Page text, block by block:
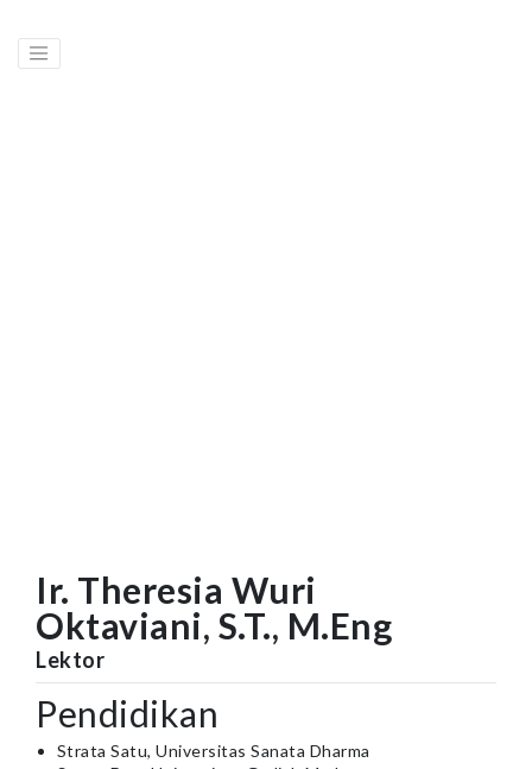
Ir. Theresia Wuri
Oktaviani, S.T., M.Eng
Lektor
Pendidikan
Strata Satu, Universitas Sanata Dharma